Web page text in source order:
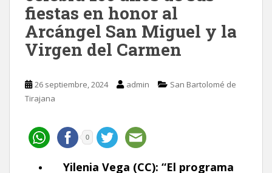
fiestas en honor al
Arcángel San Miguel y la
Virgen del Carmen
26 septiembre, 2024 admin
San Bartolomé de
Tirajana
0
Yilenia Vega (CC): “El programa